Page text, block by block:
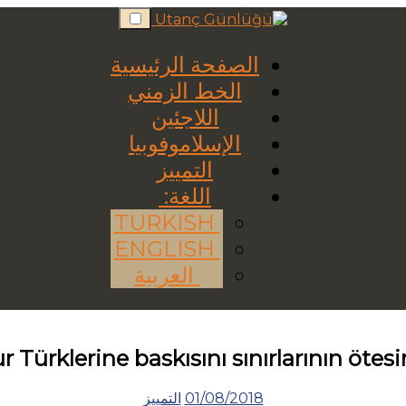
Skip
to
الصفحة الرئيسية
الخط الزمني
اللاجئين
الإسلاموفوبيا
التمييز
اللغة:
العربية
Türklerine baskısını sınırlarının
01/08/2018 التمييز